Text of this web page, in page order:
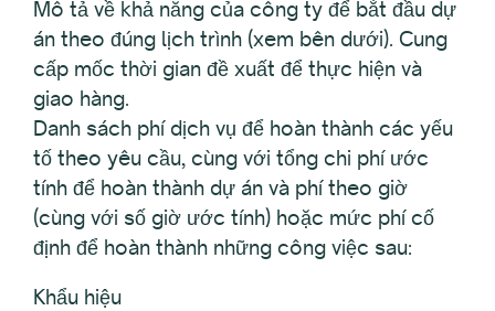
Mô tả về khả năng của công ty để bắt đầu dự
án theo đúng lịch trình (xem bên dưới). Cung
cấp mốc thời gian đề xuất để thực hiện và
giao hàng.
Danh sách phí dịch vụ để hoàn thành các yếu
tố theo yêu cầu, cùng với tổng chi phí ước
tính để hoàn thành dự án và phí theo giờ
(cùng với số giờ ước tính) hoặc mức phí cố
định để hoàn thành những công việc sau:
Khẩu hiệu